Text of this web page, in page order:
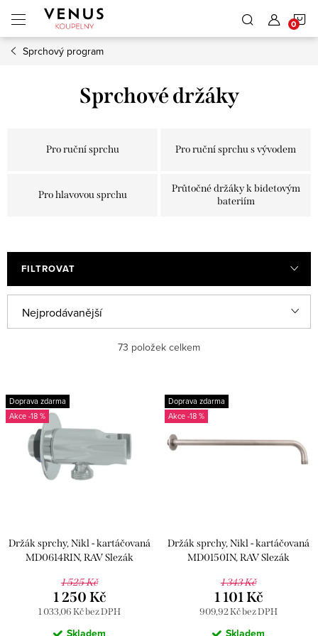
obsah
Sprchový program
Sprchové držáky
Pro ruční sprchu Pro ruční sprchu s vývodem
Pro hlavovou sprchu
Průtočné držáky k bidetovým
bateriím
FILTROVAT
a
n
í
u
Nejprodávanější
Abecedně
73 položek celkem
V
ý
o
Doprava zdarma
-18 %
Držák sprchy, Nikl - kartáčovaná
MD0614RIN, RAV Slezák
1 525 Kč
1 033,06 Kč bez DPH
1 250 Kč
Doprava zdarma
-18 %
Držák sprchy, Nikl - kartáčovaná
MD0150IN, RAV Slezák
1 343 Kč
909,92 Kč bez DPH
1 101 Kč